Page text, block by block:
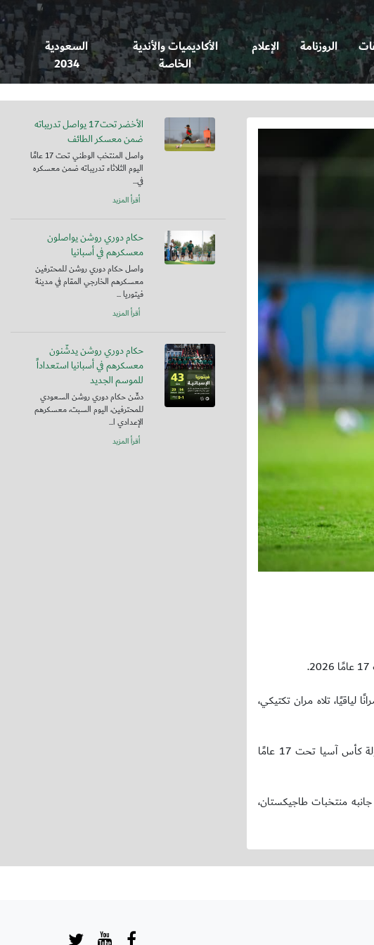
الروزنامة الإعلام
الأكاديميات والأندية
الخاصة
السعودية
2034
تلاه مران تكتيكي،
ويواصل المنتخب الوطني تحت 17 عامًا يوم غدٍ الأحد تدريباته استعدادًا لمواجهة منتخب ميانمار يوم الثلاثاء المقبل، ضمن افتتاح بطولة كأس آسيا تحت 17 عامًا
الأولى ضمن بطولة كأس آسيا تحت 17 عامًا 2026، والتي تضمّ إلى جانبه منتخبات طاجيكستان،
الأخضر تحت17 يواصل تدريباته
ضمن معسكر الطائف
واصل المنتخب الوطني تحت 17 عامًا
اليوم الثلاثاء تدريباته ضمن معسكره
في...
أقرأ المزيد
حكام دوري روشن يواصلون
معسكرهم في أسبانيا
واصل حكام دوري روشن للمحترفين
معسكرهم الخارجي المقام في مدينة
فيتوريا ...
أقرأ المزيد
حكام دوري روشن يدشّنون
معسكرهم في أسبانيا استعداداً
للموسم الجديد
دشّن حكام دوري روشن السعودي
للمحترفين، اليوم السبت، معسكرهم
الإعدادي ا...
أقرأ المزيد